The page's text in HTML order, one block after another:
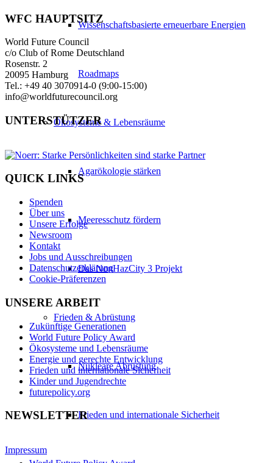
Wissenschaftsbasierte erneuerbare Energien
Roadmaps
Ökosysteme & Lebensräume
Agarökologie stärken
Meeresschutz fördern
Das NonHazCity 3 Projekt
Frieden & Abrüstung
Nukleare Abrüstung
Frieden und internationale Sicherheit
WFC HAUPTSITZ
World Future Council
c/o Club of Rome Deutschland
Rosenstr. 2
20095 Hamburg
Tel.: +49 40 3070914-0 (9:00-15:00)
info@worldfuturecouncil.org
UNTERSTÜTZER
QUICK LINKS
Spenden
Über uns
Unsere Erfolge
Newsroom
Kontakt
Jobs und Ausschreibungen
Datenschutzerklärung
Cookie-Präferenzen
UNSERE ARBEIT
Zukünftige Generationen
World Future Policy Award
Ökosysteme und Lebensräume
Energie und gerechte Entwicklung
Frieden und internationale Sicherheit
Kinder und Jugendrechte
futurepolicy.org
NEWSLETTER
Impressum